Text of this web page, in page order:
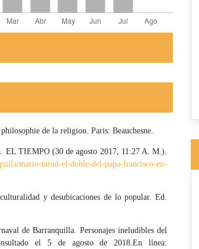
de la religion. Paris: Beauchesne.
EL TIEMPO (30 de agosto 2017, 11:27 A. M.).
mario-tarud-el-doble-del-papa-francisco-en-
y desubicaciones de lo popular. Ed.
de Barranquilla. Personajes ineludibles del
el 5 de agosto de 2018.En línea: